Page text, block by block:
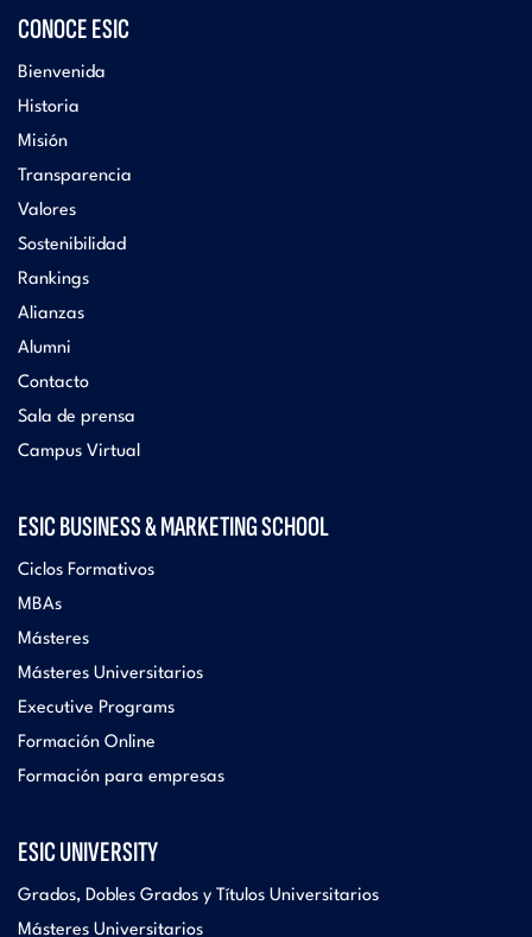
CONOCE ESIC
Bienvenida
Historia
Misión
Transparencia
Valores
Sostenibilidad
Rankings
Alianzas
Alumni
Contacto
Sala de prensa
Campus Virtual
ESIC BUSINESS & MARKETING SCHOOL
Ciclos Formativos
MBAs
Másteres
Másteres Universitarios
Executive Programs
Formación Online
Formación para empresas
ESIC UNIVERSITY
Grados, Dobles Grados y Títulos Universitarios
Másteres Universitarios